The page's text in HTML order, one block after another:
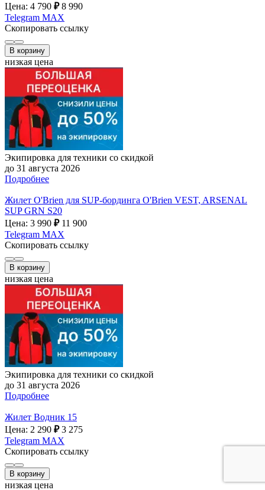
Цена: 4 790 ₽ 8 990
Telegram MAX
Скопировать ссылку
В корзину
низкая цена
Экипировка для техники со скидкой
до 31 августа 2026
Подробнее
Жилет O'Brien для SUP-бординга O'Brien VEST, ARSENAL
SUP GRN S20
Цена: 3 990 ₽ 11 900
Telegram MAX
Скопировать ссылку
В корзину
низкая цена
Экипировка для техники со скидкой
до 31 августа 2026
Подробнее
Жилет Водник 15
Цена: 2 290 ₽ 3 275
Telegram MAX
Скопировать ссылку
В корзину
низкая цена